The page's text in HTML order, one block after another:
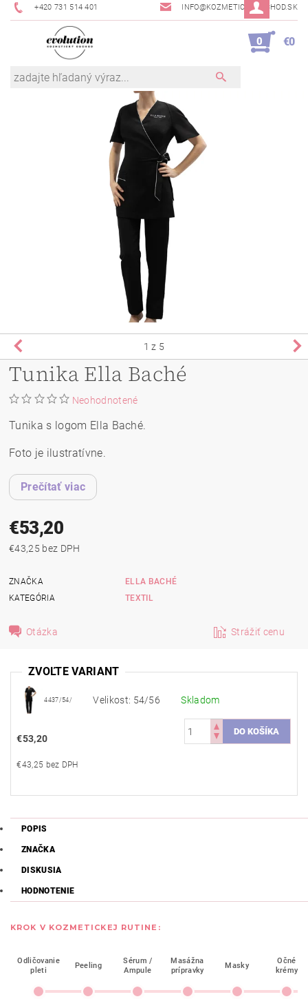
+420 731 514 401 INFO@KOZMETICKYOBCHOD.SK
0 €0
1 z 5
Tunika Ella Baché
Neohodnotené
Tunika s logom Ella Baché.
Foto je ilustratívne.
Prečítať viac
€53,20
€43,25 bez DPH
ZNAČKA
ELLA BACHÉ
KATEGÓRIA
TEXTIL
Otázka Strážiť cenu
ZVOĽTE VARIANT
4437/54/ Velikost: 54/56 Skladom
€53,20
€43,25 bez DPH
POPIS
ZNAČKA
DISKUSIA
HODNOTENIE
KROK V KOZMETICKEJ RUTINE:
Odličovanie
pleti
Peeling
Sérum /
Ampule
Masážna
prípravky
Masky
Očné
krémy